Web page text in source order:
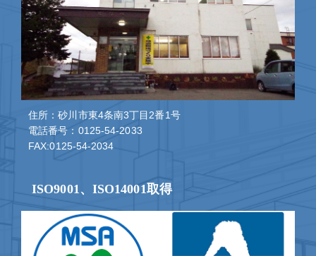
住所：砂川市東4条南3丁目2番1号
電話番号：0125-54-2033
FAX:0125-54-2034
ISO9001、ISO14001取得